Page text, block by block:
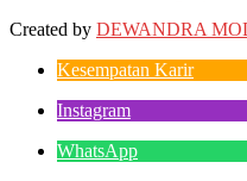
Created by DEWANDRA
Kesempatan Karir
Instagram
WhatsApp